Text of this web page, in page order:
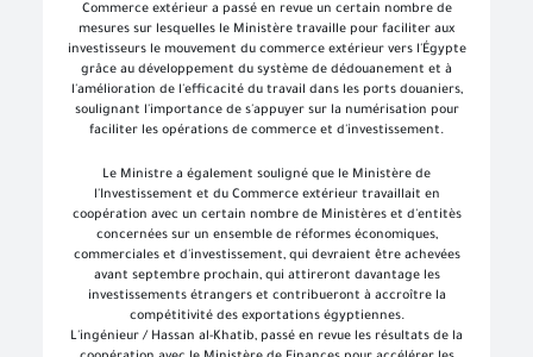
Commerce extérieur a passé en revue un certain nombre de
mesures sur lesquelles le Ministère travaille pour faciliter aux
investisseurs le mouvement du commerce extérieur vers l'Égypte
grâce au développement du système de dédouanement et à
l'amélioration de l'efficacité du travail dans les ports douaniers,
soulignant l'importance de s'appuyer sur la numérisation pour
faciliter les opérations de commerce et d'investissement.
Le Ministre a également souligné que le Ministère de
l'Investissement et du Commerce extérieur travaillait en
coopération avec un certain nombre de Ministères et d'entitès
concernées sur un ensemble de réformes économiques,
commerciales et d'investissement, qui devraient être achevées
avant septembre prochain, qui attireront davantage les
investissements étrangers et contribueront à accroître la
compétitivité des exportations égyptiennes.
L'ingénieur / Hassan al-Khatib, passé en revue les résultats de la